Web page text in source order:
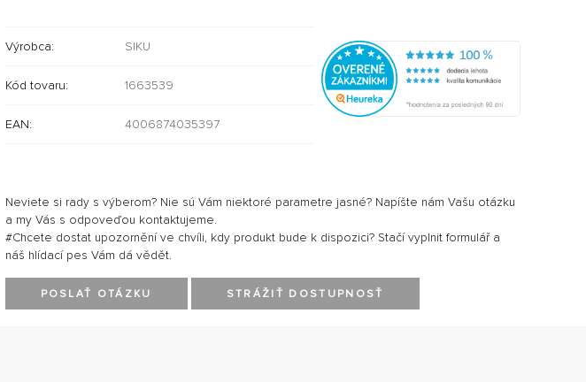
Výrobca: SIKU
Kód tovaru: 1663539
EAN: 4006874035397
Neviete si rady s výberom? Nie sú Vám niektoré parametre jasné? Napíšte nám Vašu otázku
a my Vás s odpoveďou kontaktujeme.
#Chcete dostat upozornění ve chvíli, kdy produkt bude k dispozici? Stačí vyplnit formulář a
náš hlídací pes Vám dá vědět.
POSLAŤ OTÁZKU STRÁŽIŤ DOSTUPNOSŤ